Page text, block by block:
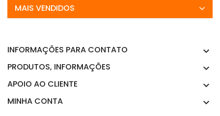
MAIS VENDIDOS
INFORMAÇÕES PARA CONTATO 
PRODUTOS, INFORMAÇÕES 
APOIO AO CLIENTE 
MINHA CONTA 